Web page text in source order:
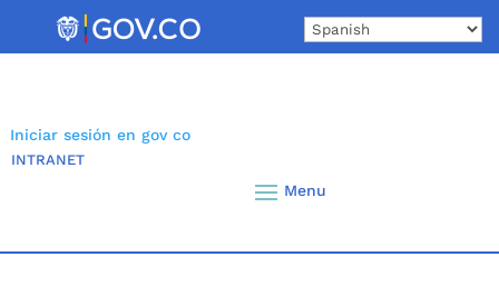
Iniciar sesión en gov co
INTRANET